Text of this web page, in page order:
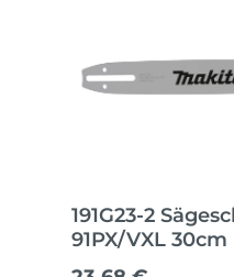
191G23-2
91PX/VXL 30cm